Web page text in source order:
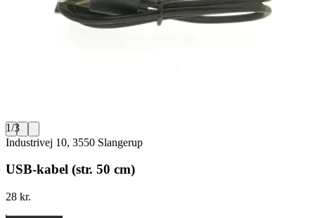
1/3
Industrivej 10, 3550 Slangerup
USB-kabel (str. 50 cm)
28 kr.